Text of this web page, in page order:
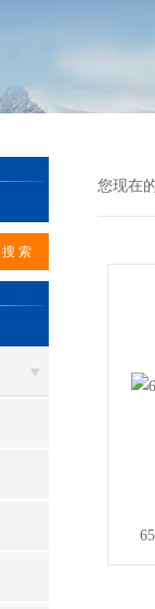
您现在